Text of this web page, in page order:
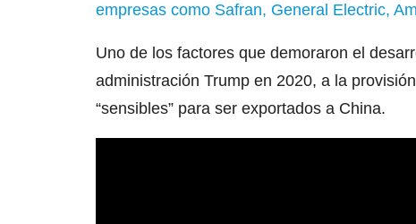
empresas como Safran, General Electric,
Uno de los factores que demoraron el
administración Trump en 2020, a la
“sensibles” para ser exportados a China.